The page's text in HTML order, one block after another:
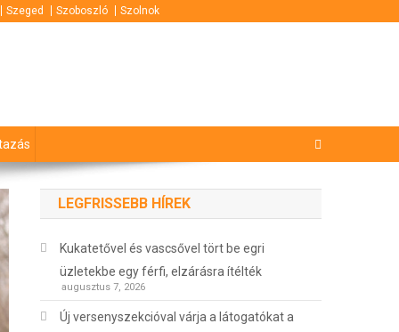
Szeged Szoboszló Szolnok
LEGFRISSEBB HÍREK
Kukatetővel és vascsővel tört be egri
üzletekbe egy férfi, elzárásra ítélték
augusztus 7, 2026
Új versenyszekcióval várja a látogatókat a